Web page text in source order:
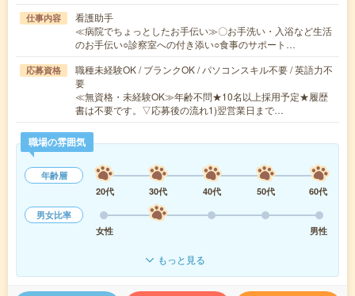
仕事内容
看護助手
≪病院でちょっとしたお手伝い≫〇お手洗い・入浴など生活
のお手伝い○診察室への付き添い○食事のサポート…
応募資格
職種未経験OK / ブランクOK / パソコンスキル不要 / 英語力不
要
≪無資格・未経験OK≫年齢不問★10名以上採用予定★履歴
書は不要です。▽応募後の流れ1)翌営業日まで…
職場の雰囲気
年齢層
20代
30代 40代 50代
60代
男女比率
女性
男性
もっと見る